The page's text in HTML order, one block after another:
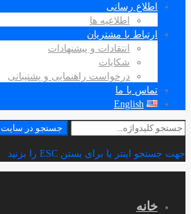
اطلاع رسانی
اطلاعیه ها
ارتباط با مشتریان
انتقادات و پیشنهادات
شکایات
درخواست راهنمایی و پشتیبانی
تماس با ما
English
جستجو
جستجو در سایت
جهت جستجو اینتر یا برای بستن ESC را بزنید
خانه